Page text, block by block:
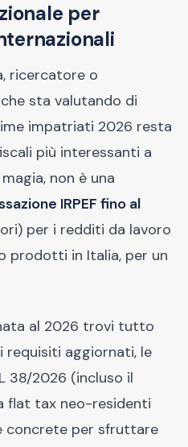
per
ricercatore o
sta valutando di
impatriati 2026 resta
più interessanti a
non è una
IRPEF fino al
per i redditi da lavoro
prodotti in Italia, per un
al 2026 trovi tutto
requisiti aggiornati, le
38/2026 (incluso il
flat tax neo-residenti
concrete per sfruttare